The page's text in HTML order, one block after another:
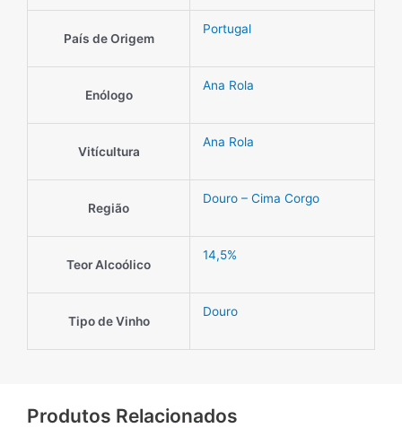
País de Origem
Portugal
Enólogo
Ana Rola
Vitícultura
Ana Rola
Região
Douro – Cima Corgo
Teor Alcoólico
14,5%
Tipo de Vinho
Douro
Produtos Relacionados